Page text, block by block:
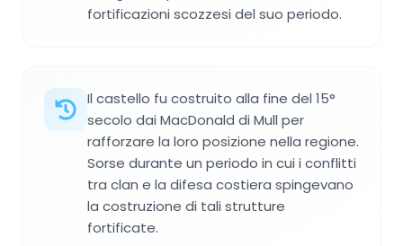
fortificazioni scozzesi del suo periodo.
Il castello fu costruito alla fine del 15°
secolo dai MacDonald di Mull per
rafforzare la loro posizione nella regione.
Sorse durante un periodo in cui i conflitti
tra clan e la difesa costiera spingevano
la costruzione di tali strutture
fortificate.